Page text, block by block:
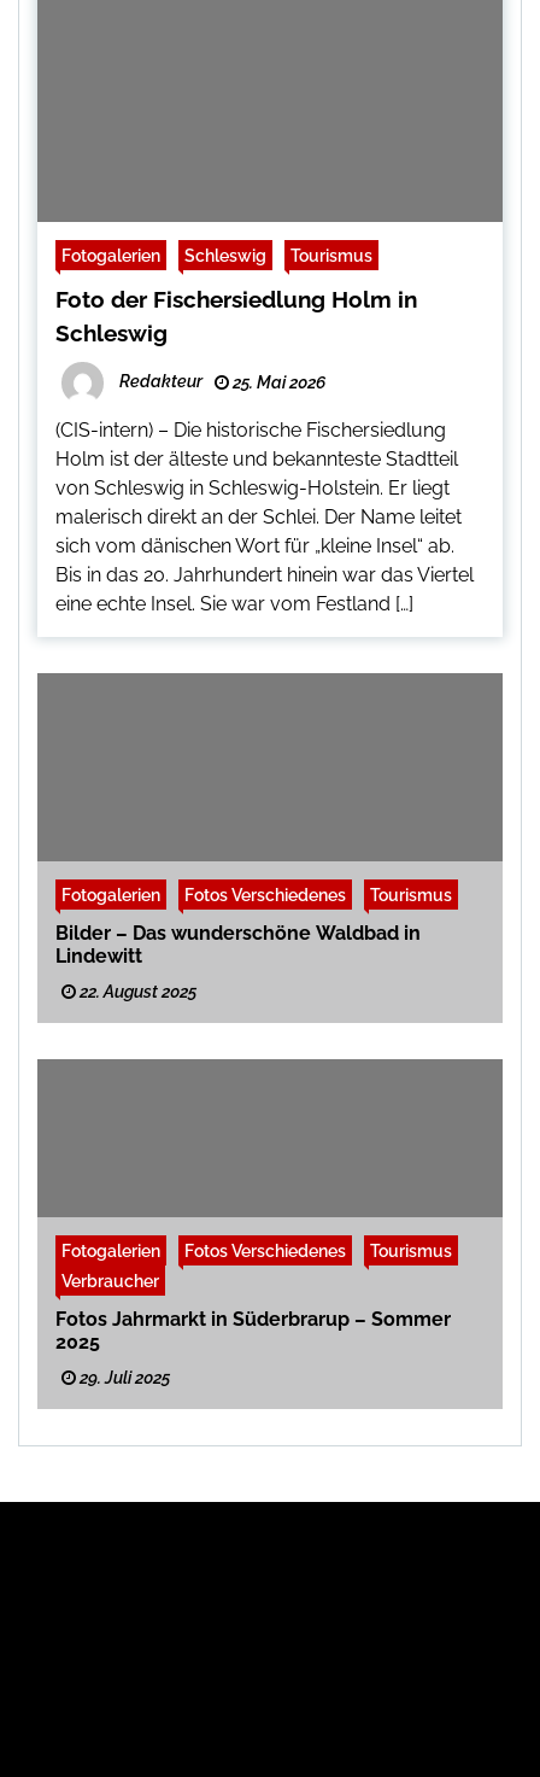
Fotogalerien Schleswig Tourismus
Foto der Fischersiedlung Holm in
Schleswig
Redakteur 25. Mai 2026
(CIS-intern) – Die historische Fischersiedlung
Holm ist der älteste und bekannteste Stadtteil
von Schleswig in Schleswig-Holstein. Er liegt
malerisch direkt an der Schlei. Der Name leitet
sich vom dänischen Wort für „kleine Insel“ ab.
Bis in das 20. Jahrhundert hinein war das Viertel
eine echte Insel. Sie war vom Festland […]
Fotogalerien Fotos Verschiedenes Tourismus
Bilder – Das wunderschöne Waldbad in
Lindewitt
22. August 2025
Fotogalerien Fotos Verschiedenes
Tourismus
Verbraucher
Fotos Jahrmarkt in Süderbrarup – Sommer
2025
29. Juli 2025